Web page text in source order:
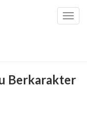
Berkarakter